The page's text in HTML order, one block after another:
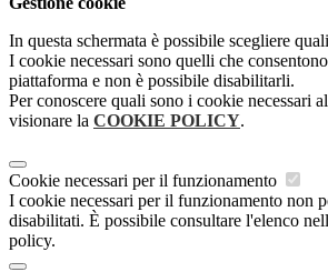
In questa schermata è possibile scegliere
I cookie necessari sono quelli che
piattaforma e non è possibile disabilitarli.
Per conoscere quali sono i cookie necessari
visionare la COOKIE POLICY.
Cookie necessari per il funzionamento
I cookie necessari per il funzionamento non
disabilitati. È possibile consultare l'elenco
policy.